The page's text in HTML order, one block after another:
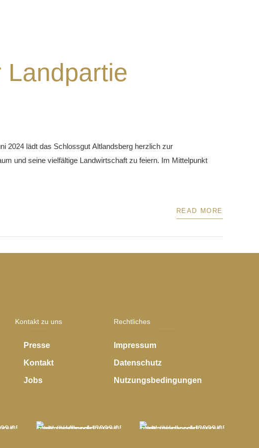
Landpartie
2024 lädt das Schlossgut Altlandsberg herzlich zur
und seine vielfältige Landwirtschaft zu feiern. Im Mittelpunkt
READ MORE
Kontakt zu uns
Presse
Kontakt
Jobs
Rechtliches
Impressum
Datenschutz
Nutzungsbedingungen